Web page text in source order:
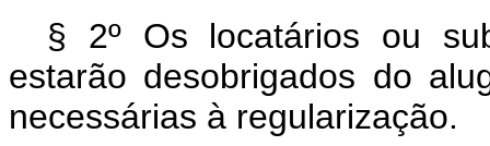
§ 2º Os locatários ou
estarão desobrigados do
necessárias à regularização.